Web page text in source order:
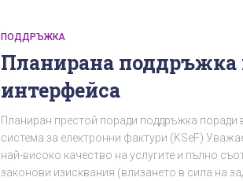
ПОДДРЪЖКА
Планирана поддръжка
интерфейса
Планиран престой поради поддръжка поради
система за електронни фактури (KSeF)
най-високо качество на услугите и пълно
законови изисквания (влизането в сила на